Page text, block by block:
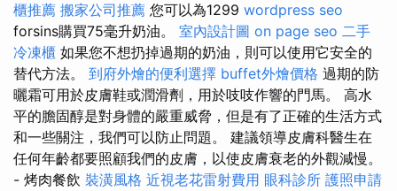
櫃推薦 搬家公司推薦 您可以為1299 wordpress seo
forsins購買75毫升奶油。 室內設計圖 on page seo 二手
冷凍櫃 如果您不想扔掉過期的奶油，則可以使用它安全的
替代方法。 到府外燴的便利選擇 buffet外燴價格 過期的防
曬霜可用於皮膚鞋或潤滑劑，用於吱吱作響的門馬。 高水
平的膽固醇是對身體的嚴重威脅，但是有了正確的生活方式
和一些關注，我們可以防止問題。 建議領導皮膚科醫生在
任何年齡都要照顧我們的皮膚，以使皮膚衰老的外觀減慢。
- 烤肉餐飲 裝潢風格 近視老花雷射費用 眼科診所 護照申請